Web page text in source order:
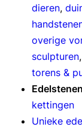
dieren,
overige
sculpturen,
torens &
Edelstenen
kettingen
Unieke